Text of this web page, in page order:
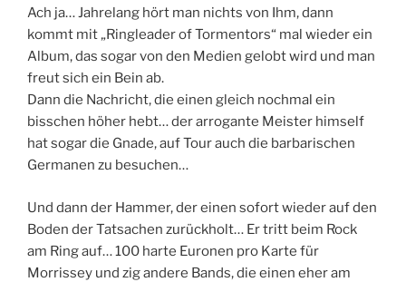
Ach ja… Jahrelang hört man nichts von Ihm, dann
kommt mit „Ringleader of Tormentors“ mal wieder ein
Album, das sogar von den Medien gelobt wird und man
freut sich ein Bein ab.
Dann die Nachricht, die einen gleich nochmal ein
bisschen höher hebt… der arrogante Meister himself
hat sogar die Gnade, auf Tour auch die barbarischen
Germanen zu besuchen…
Und dann der Hammer, der einen sofort wieder auf den
Boden der Tatsachen zurückholt… Er tritt beim Rock
am Ring auf… 100 harte Euronen pro Karte für
Morrissey und zig andere Bands, die einen eher am